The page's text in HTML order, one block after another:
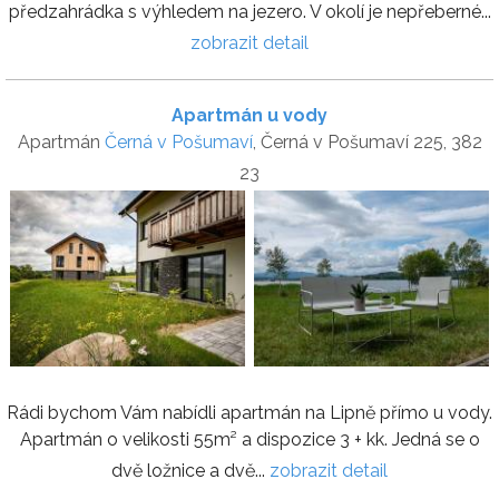
předzahrádka s výhledem na jezero. V okolí je nepřeberné...
zobrazit detail
Apartmán u vody
Apartmán Černá v Pošumaví, Černá v Pošumaví 225, 382
23
Rádi bychom Vám nabídli apartmán na Lipně přímo u vody.
Apartmán o velikosti 55m² a dispozice 3 + kk. Jedná se o
dvě ložnice a dvě... zobrazit detail